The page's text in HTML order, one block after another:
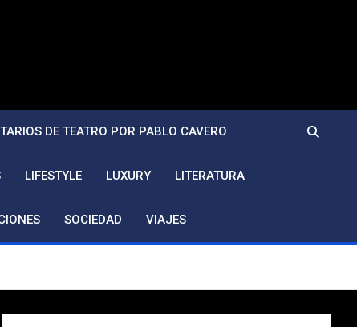
DE TEATRO POR PABLO CAVERO
LIFESTYLE LUXURY LITERATURA
SOCIEDAD VIAJES